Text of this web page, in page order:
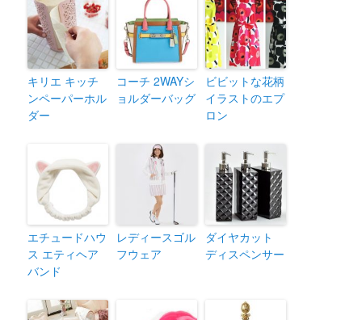
キリエ キッチ
ンペーパーホル
ダー
コーチ 2WAYシ
ョルダーバッグ
ビビットな花柄
イラストのエプ
ロン
エチュードハウ
ス エティヘア
バンド
レディースゴル
フウェア
ダイヤカット
ディスペンサー